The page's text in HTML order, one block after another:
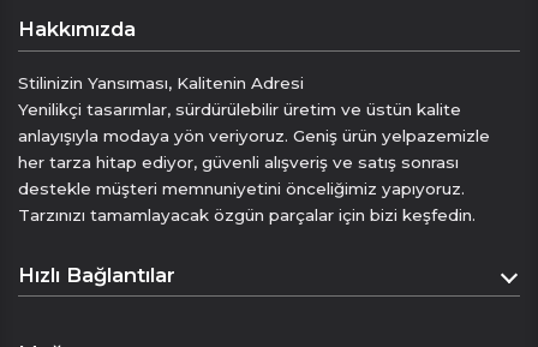
dokusuyla her kıyafete renk ve lüks bir
dokunuş katkı sağlar , sizin için özel olarak
tasarlanmıştır
Tarzınızı ifade etmenin mükemmel bir yoludur
kuru temizleme önerilir
Hakkımızda
Stilinizin Yansıması, Kalitenin Adresi
Yenilikçi tasarımlar, sürdürülebilir üretim ve üstün kalite
anlayışıyla modaya yön veriyoruz. Geniş ürün yelpazemizle
her tarza hitap ediyor, güvenli alışveriş ve satış sonrası
destekle müşteri memnuniyetini önceliğimiz yapıyoruz.
Tarzınızı tamamlayacak özgün parçalar için bizi keşfedin.
Hızlı Bağlantılar